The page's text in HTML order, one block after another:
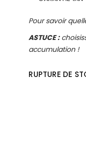
Pour savoir
ASTUCE :
accumulation !
RUPTURE DE